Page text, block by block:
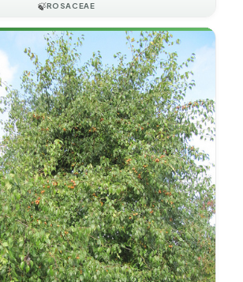
🍃ROSACEAE